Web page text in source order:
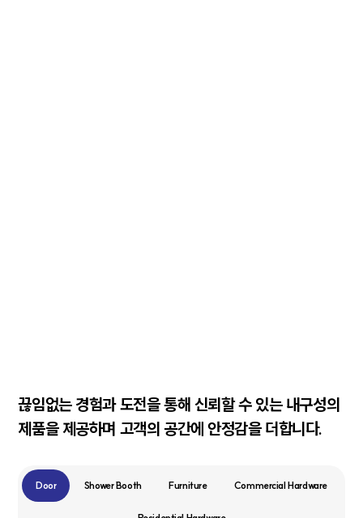
끊임없는 경험과 도전을 통해 신뢰할 수 있는 내구성의
제품을 제공하며 고객의 공간에 안정감을 더합니다.
Door Shower Booth Furniture Commercial Hardware